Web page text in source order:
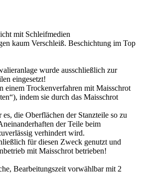
mit Schleifmedien
kaum Verschleiß. Beschichtung im Top
wurde ausschließlich zur
eingesetzt!
einem Trockenverfahren mit Maisschrot
indem sie durch das Maisschrot
es, die Oberflächen der Stanzteile so zu
der Teile beim
verhindert wird.
für diesen Zweck genutzt und
mit Maisschrot betrieben!
Bearbeitungszeit vorwählbar mit 2